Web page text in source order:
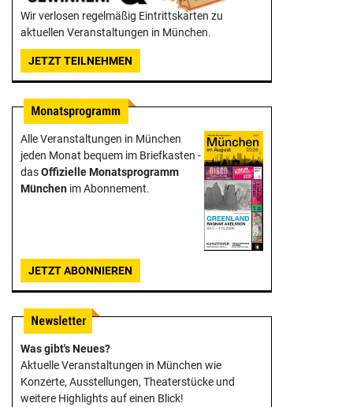
Wir verlosen regelmäßig Eintrittskarten zu
aktuellen Veranstaltungen in München.
JETZT TEILNEHMEN
Alle Veranstaltungen in München
jeden Monat bequem im Briefkasten -
dasOffizielle Monats­programm
München im Abonnement.
JETZT ABONNIEREN
Was gibt's Neues?
Aktuelle Veranstaltungen in München wie
Konzerte, Ausstellungen, Theater­stücke und
weitere Highlights auf einen Blick!